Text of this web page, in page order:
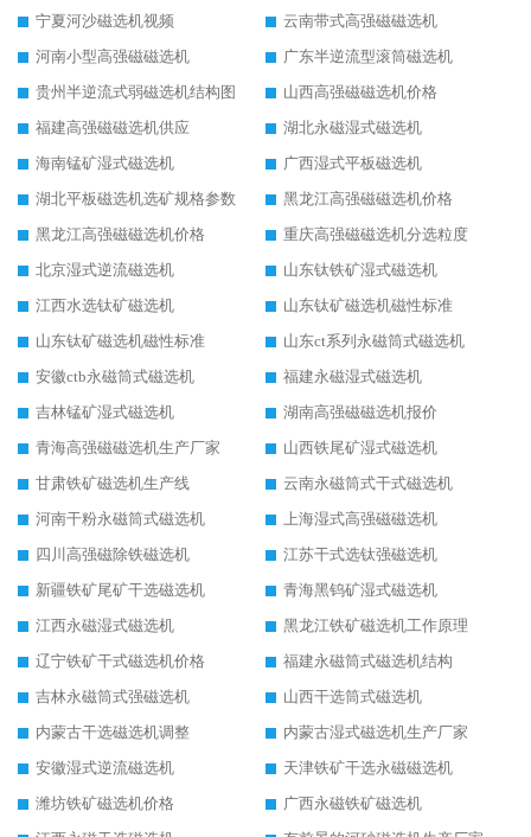
宁夏河沙磁选机视频
云南带式高强磁磁选机
河南小型高强磁磁选机
广东半逆流型滚筒磁选机
贵州半逆流式弱磁选机结构图
山西高强磁磁选机价格
福建高强磁磁选机供应
湖北永磁湿式磁选机
海南锰矿湿式磁选机
广西湿式平板磁选机
湖北平板磁选机选矿规格参数
黑龙江高强磁磁选机价格
黑龙江高强磁磁选机价格
重庆高强磁磁选机分选粒度
北京湿式逆流磁选机
山东钛铁矿湿式磁选机
江西水选钛矿磁选机
山东钛矿磁选机磁性标准
山东钛矿磁选机磁性标准
山东ct系列永磁筒式磁选机
安徽ctb永磁筒式磁选机
福建永磁湿式磁选机
吉林锰矿湿式磁选机
湖南高强磁磁选机报价
青海高强磁磁选机生产厂家
山西铁尾矿湿式磁选机
甘肃铁矿磁选机生产线
云南永磁筒式干式磁选机
河南干粉永磁筒式磁选机
上海湿式高强磁磁选机
四川高强磁除铁磁选机
江苏干式选钛强磁选机
新疆铁矿尾矿干选磁选机
青海黑钨矿湿式磁选机
江西永磁湿式磁选机
黑龙江铁矿磁选机工作原理
辽宁铁矿干式磁选机价格
福建永磁筒式磁选机结构
吉林永磁筒式强磁选机
山西干选筒式磁选机
内蒙古干选磁选机调整
内蒙古湿式磁选机生产厂家
安徽湿式逆流磁选机
天津铁矿干选永磁磁选机
潍坊铁矿磁选机价格
广西永磁铁矿磁选机